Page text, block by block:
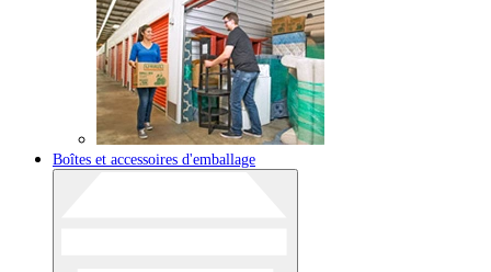
Boîtes et accessoires d'emballage